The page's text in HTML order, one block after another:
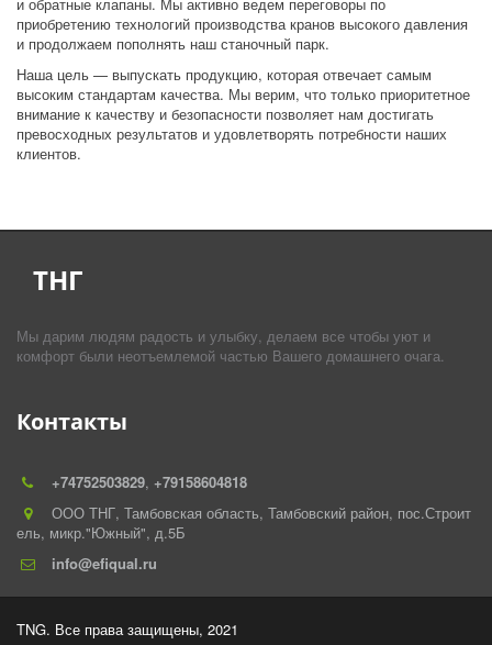
приобретению технологий производства кранов высокого давления
и продолжаем пополнять наш станочный парк.
Наша цель — выпускать продукцию, которая отвечает самым
высоким стандартам качества. Мы верим, что только приоритетное
внимание к качеству и безопасности позволяет нам достигать
превосходных результатов и удовлетворять потребности наших
клиентов.
ТНГ
Мы дарим людям радость и улыбку, делаем все чтобы уют и
комфорт были неотъемлемой частью Вашего домашнего очага.
Контакты
+74752503829, +79158604818
ООО ТНГ, Тамбовская область, Тамбовский район, пос.Строит
ель, микр."Южный", д.5Б
info@efiqual.ru
TNG. Все права защищены, 2021